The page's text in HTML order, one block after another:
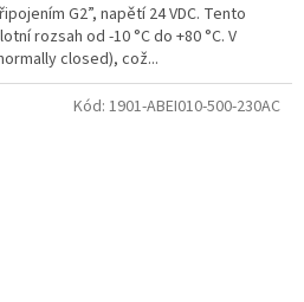
G2”, napětí 24 VDC. Tento
rozsah od -10 °C do +80 °C. V
closed), což...
Kód: 1901-ABEI010-500-230AC